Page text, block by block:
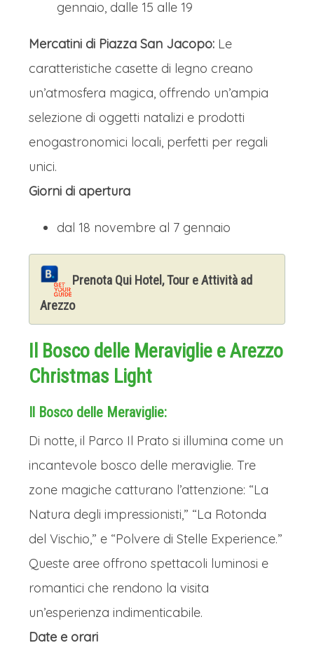
gennaio, dalle 15 alle 19
Mercatini di Piazza San Jacopo: Le
caratteristiche casette di legno creano
un’atmosfera magica, offrendo un’ampia
selezione di oggetti natalizi e prodotti
enogastronomici locali, perfetti per regali
unici.
Giorni di apertura
dal 18 novembre al 7 gennaio
Prenota Qui Hotel, Tour e Attività ad
Arezzo
Il Bosco delle Meraviglie e Arezzo
Christmas Light
Il Bosco delle Meraviglie:
Di notte, il Parco Il Prato si illumina come un
incantevole bosco delle meraviglie. Tre
zone magiche catturano l’attenzione: “La
Natura degli impressionisti,” “La Rotonda
del Vischio,” e “Polvere di Stelle Experience.”
Queste aree offrono spettacoli luminosi e
romantici che rendono la visita
un’esperienza indimenticabile.
Date e orari